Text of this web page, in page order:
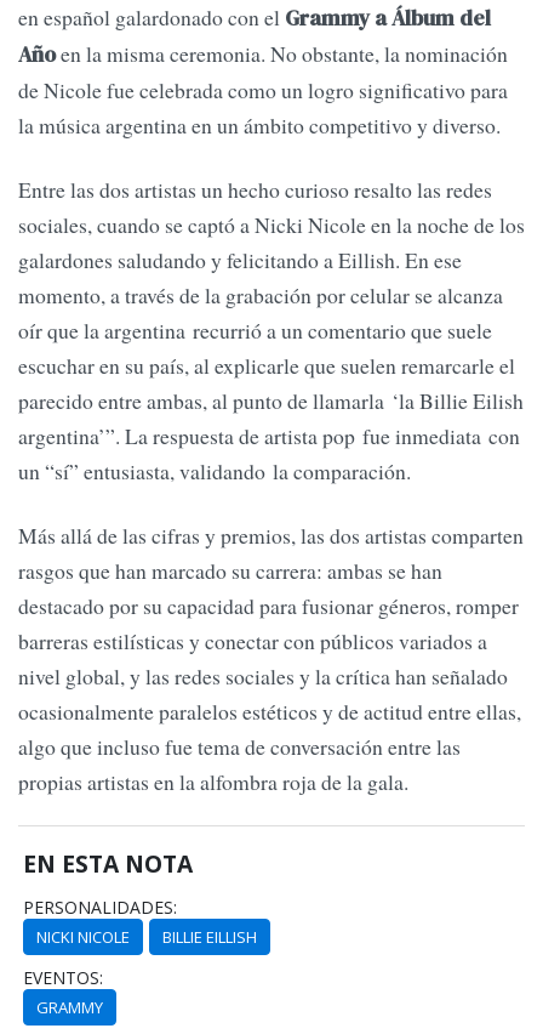
en español galardonado con el Grammy a Álbum del
Añoen la misma ceremonia. No obstante, la nominación
de Nicole fue celebrada como un logro significativo para
la música argentina en un ámbito competitivo y diverso.
Entre las dos artistas un hecho curioso resalto las redes
sociales, cuando se captó a Nicki Nicole en la noche de los
galardones saludando y felicitando a Eillish. En ese
momento, a través de la grabación por celular se alcanza
oír que la argentina recurrió a un comentario que suele
escuchar en su país, al explicarle que suelen remarcarle el
parecido entre ambas, al punto de llamarla ‘la Billie Eilish
argentina’”. La respuesta de artista pop fue inmediata con
un “sí” entusiasta, validando la comparación.
Más allá de las cifras y premios, las dos artistas comparten
rasgos que han marcado su carrera: ambas se han
destacado por su capacidad para fusionar géneros, romper
barreras estilísticas y conectar con públicos variados a
nivel global, y las redes sociales y la crítica han señalado
ocasionalmente paralelos estéticos y de actitud entre ellas,
algo que incluso fue tema de conversación entre las
propias artistas en la alfombra roja de la gala.
EN ESTA NOTA
PERSONALIDADES:
NICKI NICOLE BILLIE EILLISH
EVENTOS:
GRAMMY